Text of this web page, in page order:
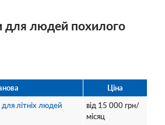
для людей похилого
Ціна
літніх людей
від 15 000грн/
місяц